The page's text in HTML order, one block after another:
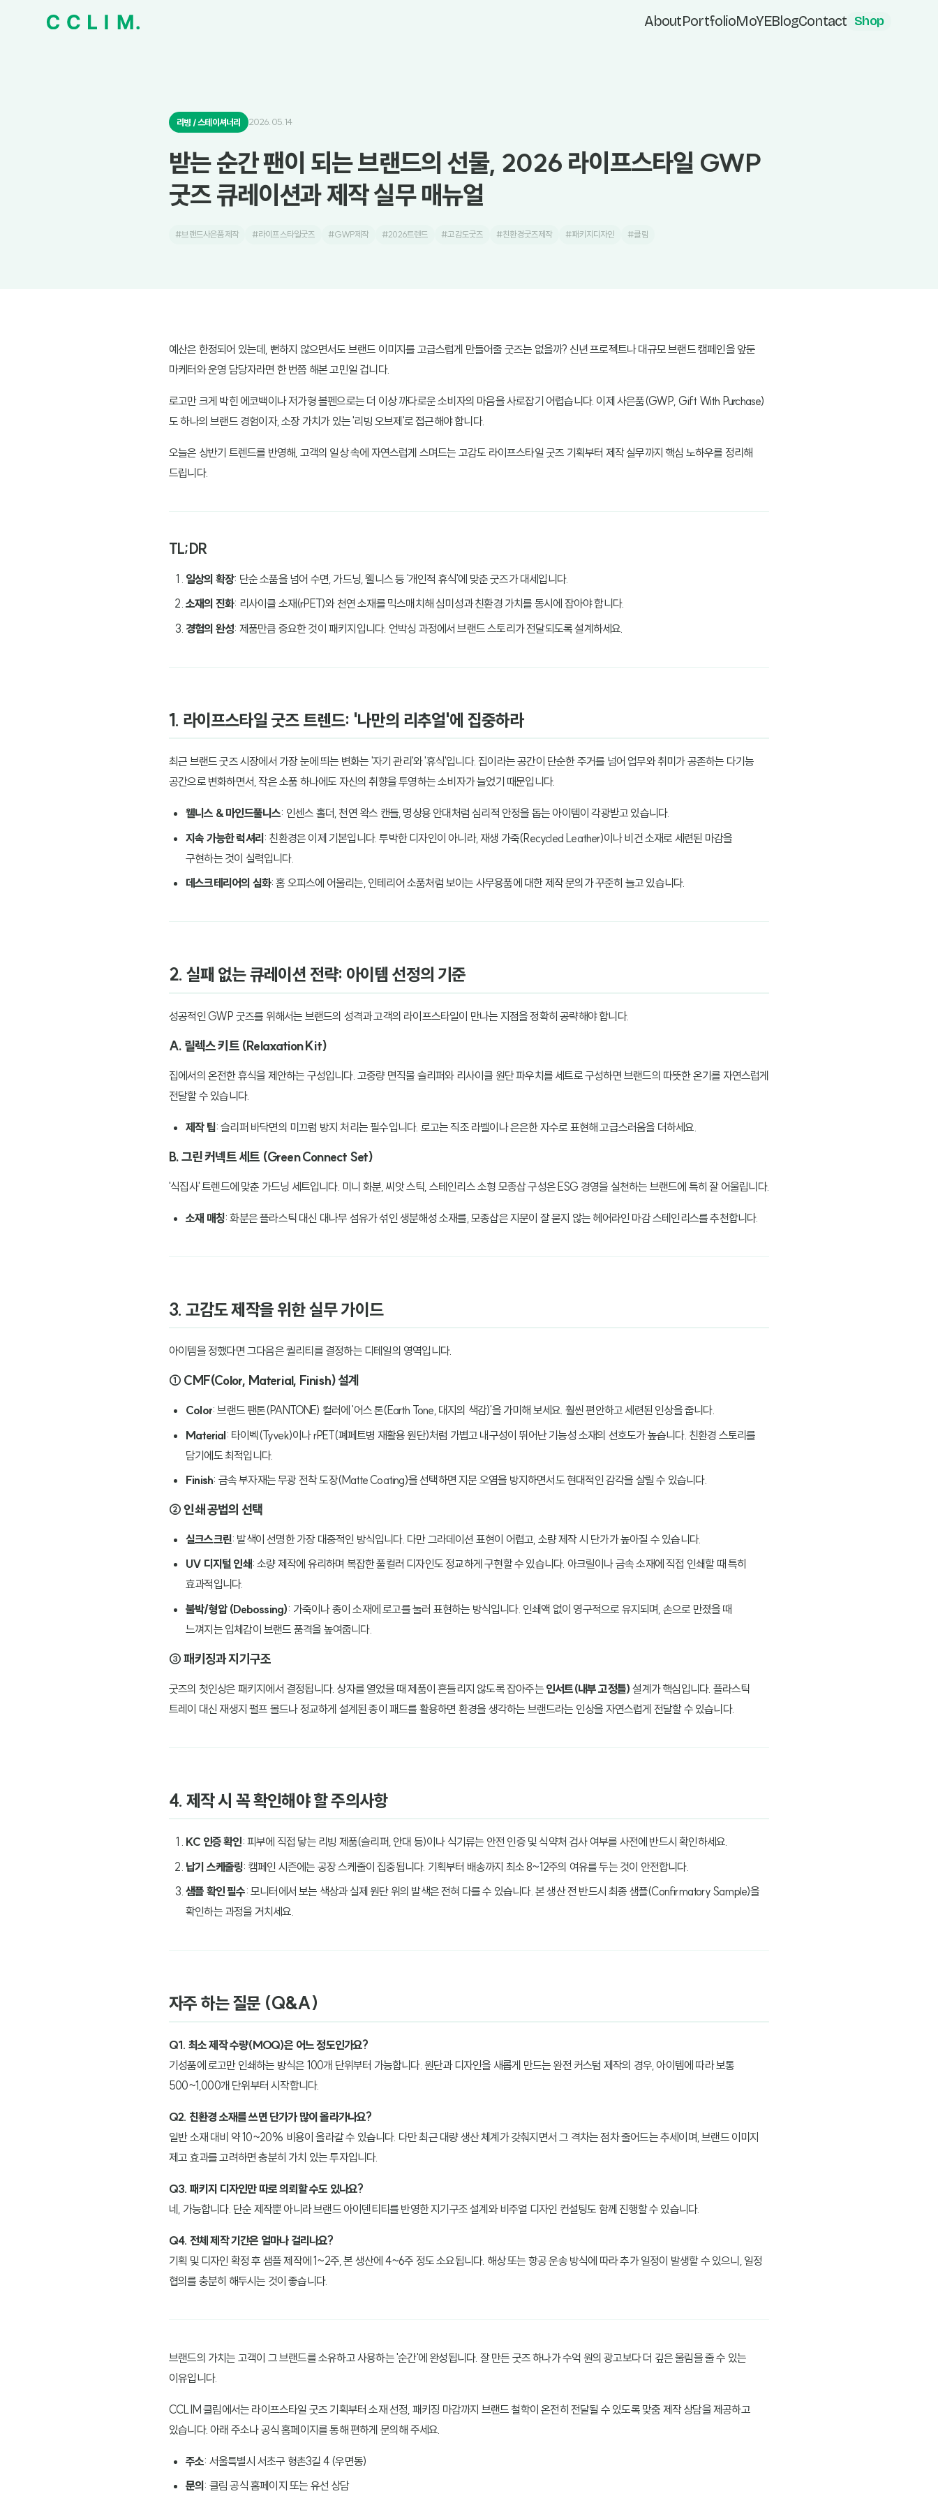
AboutPortfolioMoYEBlogContact Shop
리빙 / 스테이셔너리 2026.05.14
받는 순간 팬이 되는 브랜드의 선물, 2026 라이프스타일 GWP
굿즈 큐레이션과 제작 실무 매뉴얼
#브랜드사은품제작 #라이프스타일굿즈 #GWP제작 #2026트렌드 #고감도굿즈 #친환경굿즈제작 #패키지디자인 #클림
예산은 한정되어 있는데, 뻔하지 않으면서도 브랜드 이미지를 고급스럽게 만들어줄 굿즈는 없을까? 신년 프로젝트나 대규모 브랜드 캠페인을 앞둔
마케터와 운영 담당자라면 한 번쯤 해본 고민일 겁니다.
로고만 크게 박힌 에코백이나 저가형 볼펜으로는 더 이상 까다로운 소비자의 마음을 사로잡기 어렵습니다. 이제 사은품(GWP, Gift With Purchase)
도 하나의 브랜드 경험이자, 소장 가치가 있는 '리빙 오브제'로 접근해야 합니다.
오늘은 상반기 트렌드를 반영해, 고객의 일상 속에 자연스럽게 스며드는 고감도 라이프스타일 굿즈 기획부터 제작 실무까지 핵심 노하우를 정리해
드립니다.
TL;DR
일상의 확장: 단순 소품을 넘어 수면, 가드닝, 웰니스 등 '개인적 휴식'에 맞춘 굿즈가 대세입니다.
소재의 진화: 리사이클 소재(rPET)와 천연 소재를 믹스매치해 심미성과 친환경 가치를 동시에 잡아야 합니다.
경험의 완성: 제품만큼 중요한 것이 패키지입니다. 언박싱 과정에서 브랜드 스토리가 전달되도록 설계하세요.
1. 라이프스타일 굿즈 트렌드: '나만의 리추얼'에 집중하라
최근 브랜드 굿즈 시장에서 가장 눈에 띄는 변화는 '자기 관리'와 '휴식'입니다. 집이라는 공간이 단순한 주거를 넘어 업무와 취미가 공존하는 다기능
공간으로 변화하면서, 작은 소품 하나에도 자신의 취향을 투영하는 소비자가 늘었기 때문입니다.
웰니스 & 마인드풀니스: 인센스 홀더, 천연 왁스 캔들, 명상용 안대처럼 심리적 안정을 돕는 아이템이 각광받고 있습니다.
지속 가능한 럭셔리: 친환경은 이제 기본입니다. 투박한 디자인이 아니라, 재생 가죽(Recycled Leather)이나 비건 소재로 세련된 마감을
구현하는 것이 실력입니다.
데스크테리어의 심화: 홈 오피스에 어울리는, 인테리어 소품처럼 보이는 사무용품에 대한 제작 문의가 꾸준히 늘고 있습니다.
2. 실패 없는 큐레이션 전략: 아이템 선정의 기준
성공적인 GWP 굿즈를 위해서는 브랜드의 성격과 고객의 라이프스타일이 만나는 지점을 정확히 공략해야 합니다.
A. 릴렉스 키트 (Relaxation Kit)
집에서의 온전한 휴식을 제안하는 구성입니다. 고중량 면직물 슬리퍼와 리사이클 원단 파우치를 세트로 구성하면 브랜드의 따뜻한 온기를 자연스럽게
전달할 수 있습니다.
제작 팁: 슬리퍼 바닥면의 미끄럼 방지 처리는 필수입니다. 로고는 직조 라벨이나 은은한 자수로 표현해 고급스러움을 더하세요.
B. 그린 커넥트 세트 (Green Connect Set)
'식집사' 트렌드에 맞춘 가드닝 세트입니다. 미니 화분, 씨앗 스틱, 스테인리스 소형 모종삽 구성은 ESG 경영을 실천하는 브랜드에 특히 잘 어울립니다.
소재 매칭: 화분은 플라스틱 대신 대나무 섬유가 섞인 생분해성 소재를, 모종삽은 지문이 잘 묻지 않는 헤어라인 마감 스테인리스를 추천합니다.
3. 고감도 제작을 위한 실무 가이드
아이템을 정했다면 그다음은 퀄리티를 결정하는 디테일의 영역입니다.
① CMF(Color, Material, Finish) 설계
Color: 브랜드 팬톤(PANTONE) 컬러에 '어스 톤(Earth Tone, 대지의 색감)'을 가미해 보세요. 훨씬 편안하고 세련된 인상을 줍니다.
Material: 타이벡(Tyvek)이나 rPET(폐페트병 재활용 원단)처럼 가볍고 내구성이 뛰어난 기능성 소재의 선호도가 높습니다. 친환경 스토리를
담기에도 최적입니다.
Finish: 금속 부자재는 무광 전착 도장(Matte Coating)을 선택하면 지문 오염을 방지하면서도 현대적인 감각을 살릴 수 있습니다.
② 인쇄 공법의 선택
실크스크린: 발색이 선명한 가장 대중적인 방식입니다. 다만 그라데이션 표현이 어렵고, 소량 제작 시 단가가 높아질 수 있습니다.
UV 디지털 인쇄 : 소량 제작에 유리하며 복잡한 풀컬러 디자인도 정교하게 구현할 수 있습니다. 아크릴이나 금속 소재에 직접 인쇄할 때 특히
효과적입니다.
불박/형압 (Debossing): 가죽이나 종이 소재에 로고를 눌러 표현하는 방식입니다. 인쇄액 없이 영구적으로 유지되며, 손으로 만졌을 때
느껴지는 입체감이 브랜드 품격을 높여줍니다.
③ 패키징과 지기구조
굿즈의 첫인상은 패키지에서 결정됩니다. 상자를 열었을 때 제품이 흔들리지 않도록 잡아주는 인서트(내부 고정틀) 설계가 핵심입니다. 플라스틱
트레이 대신 재생지 펄프 몰드나 정교하게 설계된 종이 패드를 활용하면 환경을 생각하는 브랜드라는 인상을 자연스럽게 전달할 수 있습니다.
4. 제작 시 꼭 확인해야 할 주의사항
KC 인증 확인: 피부에 직접 닿는 리빙 제품(슬리퍼, 안대 등)이나 식기류는 안전 인증 및 식약처 검사 여부를 사전에 반드시 확인하세요.
납기 스케줄링: 캠페인 시즌에는 공장 스케줄이 집중됩니다. 기획부터 배송까지 최소 8~12주의 여유를 두는 것이 안전합니다.
샘플 확인 필수: 모니터에서 보는 색상과 실제 원단 위의 발색은 전혀 다를 수 있습니다. 본 생산 전 반드시 최종 샘플(Confirmatory Sample)을
확인하는 과정을 거치세요.
자주 하는 질문 (Q&A)
Q1. 최소 제작 수량(MOQ)은 어느 정도인가요?
기성품에 로고만 인쇄하는 방식은 100개 단위부터 가능합니다. 원단과 디자인을 새롭게 만드는 완전 커스텀 제작의 경우, 아이템에 따라 보통
500~1,000개 단위부터 시작합니다.
Q2. 친환경 소재를 쓰면 단가가 많이 올라가나요?
일반 소재 대비 약 10~20% 비용이 올라갈 수 있습니다. 다만 최근 대량 생산 체계가 갖춰지면서 그 격차는 점차 줄어드는 추세이며, 브랜드 이미지
제고 효과를 고려하면 충분히 가치 있는 투자입니다.
Q3. 패키지 디자인만 따로 의뢰할 수도 있나요?
네, 가능합니다. 단순 제작뿐 아니라 브랜드 아이덴티티를 반영한 지기구조 설계와 비주얼 디자인 컨설팅도 함께 진행할 수 있습니다.
Q4. 전체 제작 기간은 얼마나 걸리나요?
기획 및 디자인 확정 후 샘플 제작에 1~2주, 본 생산에 4~6주 정도 소요됩니다. 해상 또는 항공 운송 방식에 따라 추가 일정이 발생할 수 있으니, 일정
협의를 충분히 해두시는 것이 좋습니다.
브랜드의 가치는 고객이 그 브랜드를 소유하고 사용하는 '순간'에 완성됩니다. 잘 만든 굿즈 하나가 수억 원의 광고보다 더 깊은 울림을 줄 수 있는
이유입니다.
CCLIM 클림에서는 라이프스타일 굿즈 기획부터 소재 선정, 패키징 마감까지 브랜드 철학이 온전히 전달될 수 있도록 맞춤 제작 상담을 제공하고
있습니다. 아래 주소나 공식 홈페이지를 통해 편하게 문의해 주세요.
주소: 서울특별시 서초구 형촌3길 4 (우면동)
문의 : 클림 공식 홈페이지 또는 유선 상담